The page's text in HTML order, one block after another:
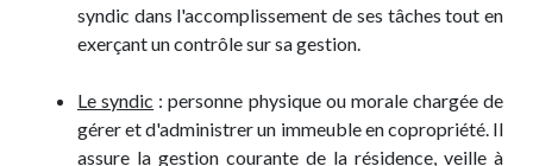
syndic dans l'accomplissement de ses tâches tout en
exerçant un contrôle sur sa gestion.
Le syndic : personne physique ou morale chargée de
gérer et d'administrer un immeuble en copropriété. Il
assure la gestion courante de la résidence, veille à